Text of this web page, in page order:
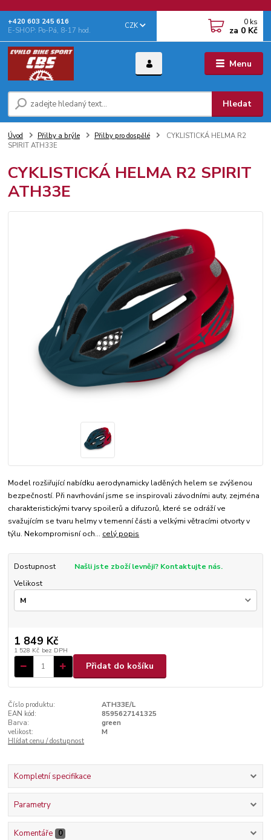
Menu
CZK
Hledat
+‭420 603 245 616‬
E-SHOP: Po-Pá, 8-17 hod.
0 ks
za 0 Kč
Úvod Přilby a brýle Přilby pro dospělé
CYKLISTICKÁ HELMA R2
SPIRIT ATH33E
CYKLISTICKÁ HELMA R2 SPIRIT
ATH33E
Model rozšiřující nabídku aerodynamicky laděných helem se zvýšenou
bezpečností. Při navrhování jsme se inspirovali závodními auty, zejména
charakteristickými tvarvy spoilerů a difuzorů, které se odráží ve
svažujícím se tvaru helmy v temenní části a velkými větracími otvorty v
týlu. Nekompromisní och... celý popis
Dostupnost
Našli jste zboží levněji? Kontaktujte nás.
Velikost
1 849 Kč
1 528 Kč bez DPH
Přidat do košíku
Číslo produktu:
ATH33E/L
EAN kód:
8595627141325
Barva:
green
velikost:
M
Hlídat cenu / dostupnost
Kompletní specifikace
Parametry
Komentáře 0